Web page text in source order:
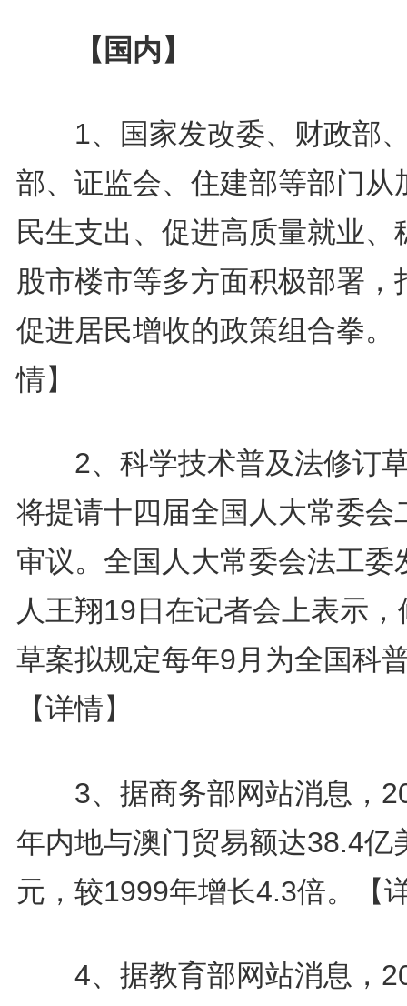
【国内】
1、国家发改委、财政部
部、证监会、住建部等部门从
民生支出、促进高质量就业、
股市楼市等多方面积极部署，
促进居民增收的政策组合拳。
情】
2、科学技术普及法修订
将提请十四届全国人大常委会
审议。全国人大常委会法工委
人王翔19日在记者会上表示，
草案拟规定每年9月为全国科
【详情】
3、据商务部网站消息，
年内地与澳门贸易额达38.4亿
元，较1999年增长4.3倍。
【
4、据教育部网站消息，